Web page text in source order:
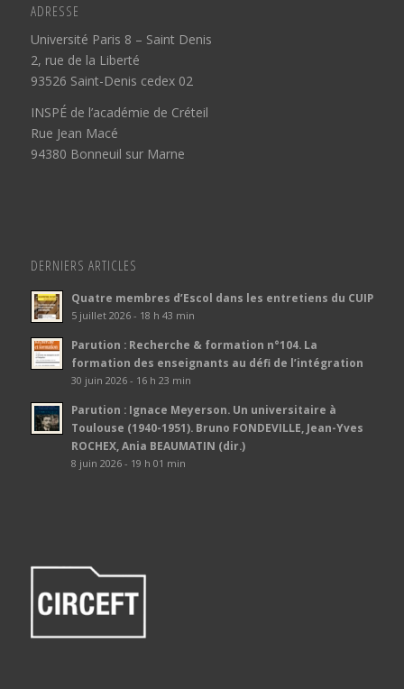
ADRESSE
Université Paris 8 – Saint Denis
2, rue de la Liberté
93526 Saint-Denis cedex 02
INSPÉ de l’académie de Créteil
Rue Jean Macé
94380 Bonneuil sur Marne
DERNIERS ARTICLES
Quatre membres d’Escol dans les entretiens du CUIP
5 juillet 2026 - 18 h 43 min
Parution : Recherche & formation n°104. La
formation des enseignants au défi de l’intégration
30 juin 2026 - 16 h 23 min
Parution : Ignace Meyerson. Un universitaire à
Toulouse (1940-1951). Bruno FONDEVILLE, Jean-Yves
ROCHEX, Ania BEAUMATIN (dir.)
8 juin 2026 - 19 h 01 min